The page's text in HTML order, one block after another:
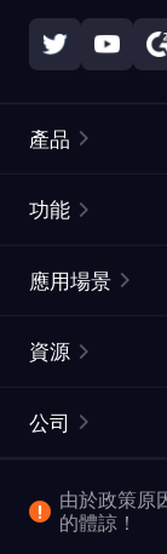
產品
靜態住宅代理
網頁擷取 API
視頻下載 API
功能
ISP代理
ProxySite
應用場景
市場研究
爬行和索引
資源
常見問題解答
位置
公司
企業服務
由於政策原
的體諒！